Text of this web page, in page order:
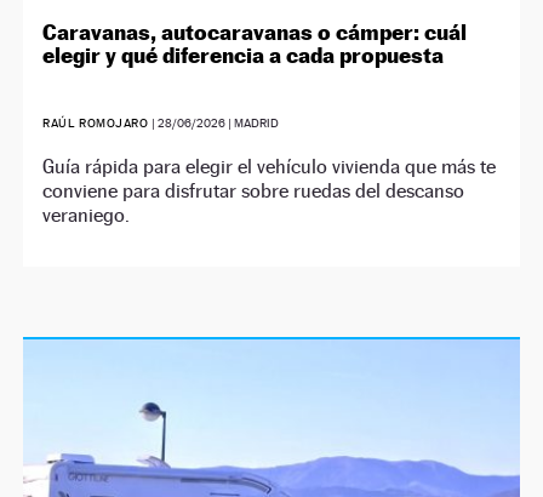
Caravanas, autocaravanas o cámper: cuál
elegir y qué diferencia a cada propuesta
RAÚL ROMOJARO | 28/06/2026| MADRID
Guía rápida para elegir el vehículo vivienda que más te
conviene para disfrutar sobre ruedas del descanso
veraniego.